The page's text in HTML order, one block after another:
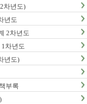
차년도)
년도
2차년도
차년도
년도)
부록